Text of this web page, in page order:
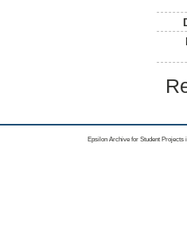
Epsilon Archive for Student Projects